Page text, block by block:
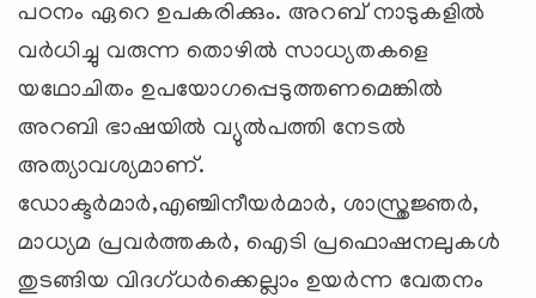
പഠനം ഏറെ ഉപകരിക്കും. അറബ് നാടുകളില്‍
വര്‍ധിച്ചു വരുന്ന തൊഴില്‍ സാധ്യതകളെ
യഥോചിതം ഉപയോഗപ്പെടുത്തണമെങ്കില്‍
അറബി ഭാഷയില്‍ വ്യുല്‍പത്തി നേടല്‍
അത്യാവശ്യമാണ്.
ഡോക്ടര്‍മാര്‍,എഞ്ചിനീയര്‍മാര്‍, ശാസ്ത്രജ്ഞര്‍,
മാധ്യമ പ്രവര്‍ത്തകര്‍, ഐടി പ്രഫൊഷനലുകള്‍
തുടങ്ങിയ വിദഗ്ധര്‍ക്കെല്ലാം ഉയര്‍ന്ന വേതനം